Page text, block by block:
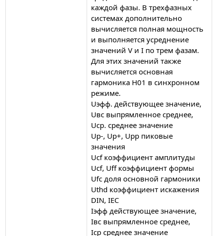
каждой фазы. В трехфазных
системах дополнительно
вычисляется полная мощность
и выполняется усреднение
значений V и I по трем фазам.
Для этих значений также
вычисляется основная
гармоника H01 в синхронном
режиме.
Uэфф. действующее значение,
Uвс выпрямленное среднее,
Uср. среднее значение
Up-, Up+, Upp пиковые
значения
Ucf коэффициент амплитуды
Ucf, Uff коэффициент формы
Ufc доля основной гармоники
Uthd коэффициент искажения
DIN, IEC
Iэфф действующее значение,
Iвс выпрямленное среднее,
Iср среднее значение